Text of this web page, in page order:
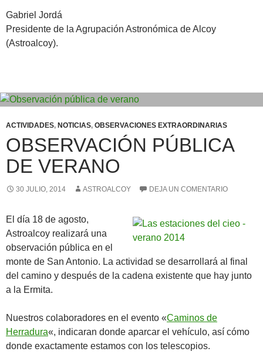
Gabriel Jordá
Presidente de la Agrupación Astronómica de Alcoy
(Astroalcoy).
ACTIVIDADES, NOTICIAS, OBSERVACIONES EXTRAORDINARIAS
OBSERVACIÓN PÚBLICA
DE VERANO
30 JULIO, 2014 ASTROALCOY DEJA UN COMENTARIO
El día 18 de agosto,
Astroalcoy realizará una
observación pública en el
monte de San Antonio. La actividad se desarrollará al final
del camino y después de la cadena existente que hay junto
a la Ermita.
Nuestros colaboradores en el evento «Caminos de
Herradura«, indicaran donde aparcar el vehículo, así cómo
donde exactamente estamos con los telescopios.